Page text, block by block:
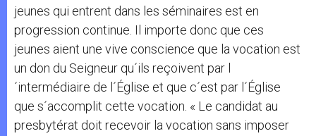
jeunes qui entrent dans les séminaires est en
progression continue. Il importe donc que ces
jeunes aient une vive conscience que la vocation est
un don du Seigneur qu´ils reçoivent par l
´intermédiaire de l´Église et que c´est par l´Église
que s´accomplit cette vocation. « Le candidat au
presbytérat doit recevoir la vocation sans imposer